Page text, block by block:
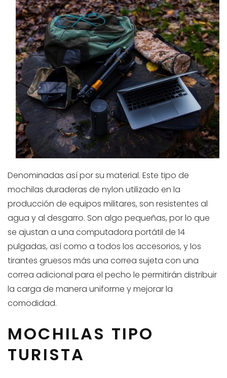
Denominadas así por su material. Este tipo de
mochilas duraderas de nylon utilizado en la
producción de equipos militares, son resistentes al
agua y al desgarro. Son algo pequeñas, por lo que
se ajustan a una computadora portátil de 14
pulgadas, así como a todos los accesorios, y los
tirantes gruesos más una correa sujeta con una
correa adicional para el pecho le permitirán distribuir
la carga de manera uniforme y mejorar la
comodidad.
MOCHILAS TIPO
TURISTA